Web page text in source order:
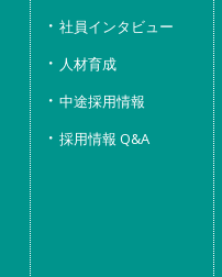
社員インタビュー
人材育成
中途採用情報
採用情報 Q&A